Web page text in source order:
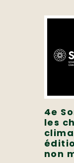
4e
les
non